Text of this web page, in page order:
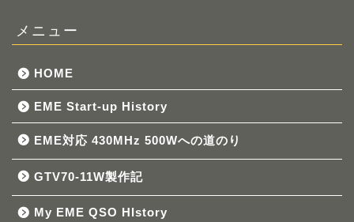
メニュー
HOME
EME Start-up History
EME対応 430MHz 500Wへの道のり
GTV70-11W製作記
My EME QSO HIstory